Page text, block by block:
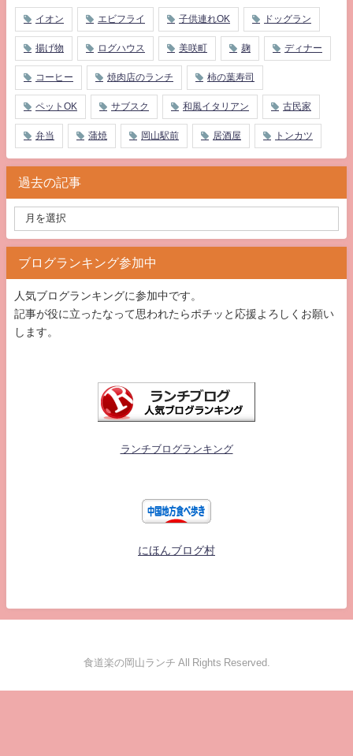
イオン エビフライ 子供連れOK ドッグラン
揚げ物 ログハウス 美咲町 麹 ディナー
コーヒー 焼肉店のランチ 柿の葉寿司
ペットOK サブスク 和風イタリアン 古民家
弁当 蒲焼 岡山駅前 居酒屋 トンカツ
過去の記事
ブログランキング参加中
人気ブログランキングに参加中です。
記事が役に立ったなって思われたらポチッと応援よろしくお願い
します。
ランチブログランキング
にほんブログ村
食道楽の岡山ランチ All Rights Reserved.